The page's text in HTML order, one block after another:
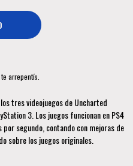
arrepentís.
tres videojuegos de Uncharted
3. Los juegos funcionan en PS4
segundo, contando con mejoras de
sobre los juegos originales.